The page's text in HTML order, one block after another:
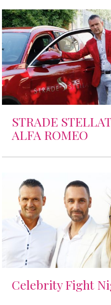
STRADE
ALFA ROMEO
Celebrity Fight